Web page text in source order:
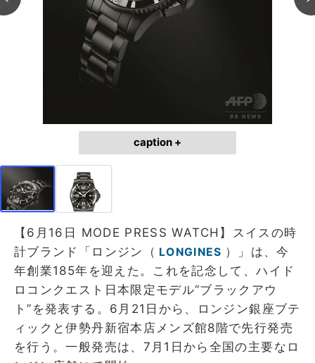
caption +
【6月16日 MODE PRESS WATCH】スイスの時
計ブランド「ロンジン（ LONGINES ）」は、今
年創業185年を迎えた。これを記念して、ハイド
ロコンクエスト日本限定モデル“ブラックアウ
ト”を発表する。6月21日から、ロンジン銀座ブテ
ィックと伊勢丹新宿本店メンズ館8階で先行発売
を行う。一般発売は、7月1日から全国の主要なロ